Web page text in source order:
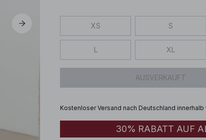
XS S
L XL
AUSVERKAUFT
Kostenloser Versand nach Deutschland
30% RABATT AUF